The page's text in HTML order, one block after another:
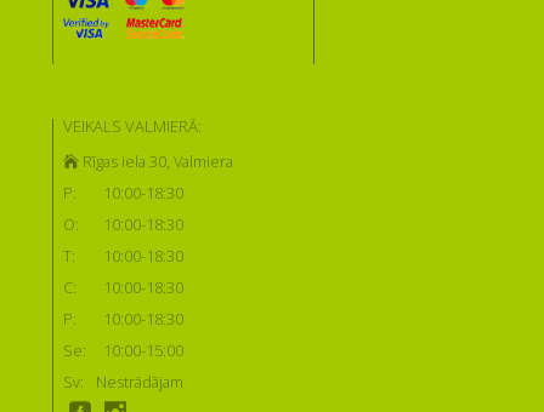
VEIKALS VALMIERĀ:
Rīgas iela 30, Valmiera
P:
10:00-18:30
O:
10:00-18:30
T:
10:00-18:30
C:
10:00-18:30
P:
10:00-18:30
Se:
10:00-15:00
Sv:
Nestrādājam